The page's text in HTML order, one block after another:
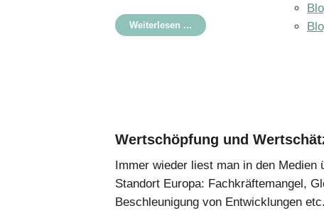
Weiterlesen ...
Wertschöpfung und
Immer wieder liest man in den Medien
Standort Europa: Fachkräftemangel,
Beschleunigung von Entwicklungen etc.